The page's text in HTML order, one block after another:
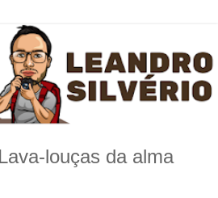
louças da alma